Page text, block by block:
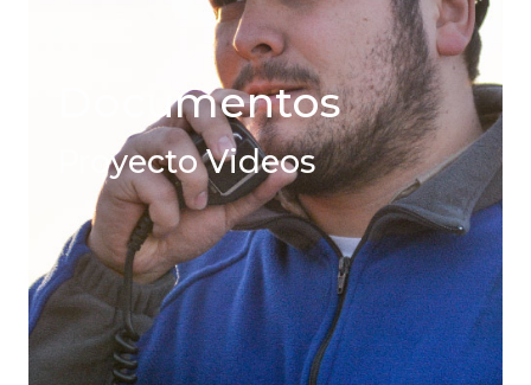
Documentos
Proyecto Videos